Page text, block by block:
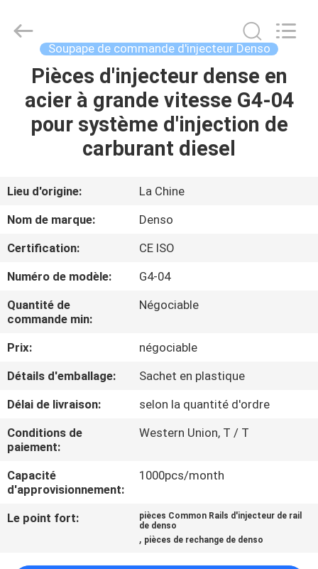
MAISON
À
PROPOS
NOUS
DE
L'USINE
CONTRÔLE
QUALITÉ
CONTACTEZ-
NOUS
OTTO
AUTO
Soupape de commande d'injecteur Denso
Pièces d'injecteur dense en
acier à grande vitesse G4-04
pour système d'injection de
carburant diesel
Lieu d'origine:
La Chine
Nom de marque:
Denso
Certification:
CE ISO
Numéro de modèle:
G4-04
Quantité de
commande min:
Négociable
Prix:
négociable
Détails d'emballage:
Sachet en plastique
Délai de livraison:
selon la quantité d'ordre
Conditions de
paiement:
Western Union, T / T
Capacité
d'approvisionnement:
1000pcs/month
Le point fort:
pièces Common Rails d'injecteur de rail
de denso
, pièces de rechange de denso